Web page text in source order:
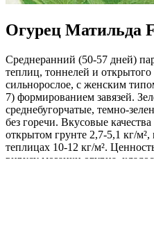
Огурец Матильда
Среднеранний (50-57 дней)
теплиц, тоннелей и
сильнорослое, с женским
7) формированием завязей.
среднебугорчатые, темно-
без горечи. Вкусовые
открытом грунте 2,7-5,1 кг/
теплицах 10-12 кг/м².
вирусу мозаики огурца,